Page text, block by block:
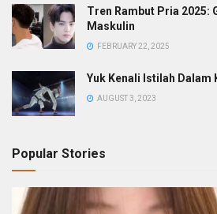
Tren Rambut Pria 2025:
Maskulin
FEBRUARY 22, 2025
Yuk Kenali Istilah Dalam
AUGUST 3, 2023
Popular Stories